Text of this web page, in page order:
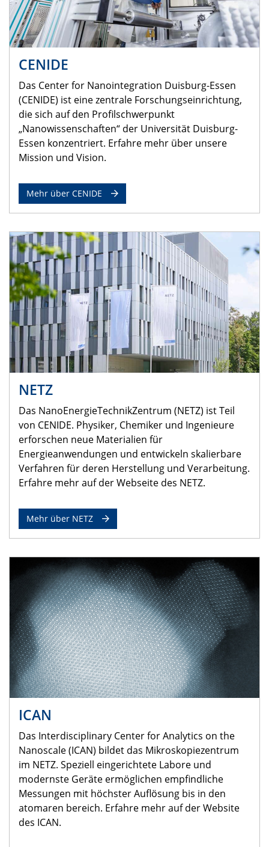
CENIDE
Das Center for Nanointegration Duisburg-Essen
(CENIDE) ist eine zentrale Forschungseinrichtung,
die sich auf den Profilschwerpunkt
„Nanowissenschaften“ der Universität Duisburg-
Essen konzentriert. Erfahre mehr über unsere
Mission und Vision.
Mehr über CENIDE
NETZ
Das NanoEnergieTechnikZentrum (NETZ) ist Teil
von CENIDE. Physiker, Chemiker und Ingenieure
erforschen neue Materialien für
Energieanwendungen und entwickeln skalierbare
Verfahren für deren Herstellung und Verarbeitung.
Erfahre mehr auf der Webseite des NETZ.
Mehr über NETZ
ICAN
Das Interdisciplinary Center for Analytics on the
Nanoscale (ICAN) bildet das Mikroskopiezentrum
im NETZ. Speziell eingerichtete Labore und
modernste Geräte ermöglichen empfindliche
Messungen mit höchster Auflösung bis in den
atomaren bereich. Erfahre mehr auf der Website
des ICAN.